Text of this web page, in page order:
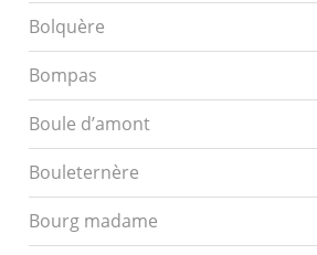
Bolquère
Bompas
Boule d’amont
Bouleternère
Bourg madame